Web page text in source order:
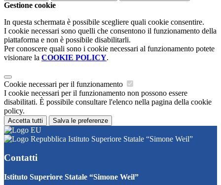
Gestione cookie
In questa schermata è possibile scegliere quali cookie consentire.
I cookie necessari sono quelli che consentono il funzionamento della
piattaforma e non è possibile disabilitarli.
Per conoscere quali sono i cookie necessari al funzionamento potete
visionare la COOKIE POLICY.
Cookie necessari per il funzionamento
I cookie necessari per il funzionamento non possono essere
disabilitati. È possibile consultare l'elenco nella pagina della cookie
policy.
Accetta tutti Salva le preferenze
Istituto Superiore Statale “Simone Weil”
Contatti
Istituto Superiore Statale “Simone Weil”